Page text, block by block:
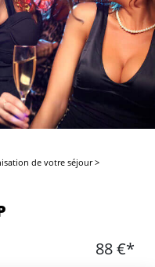
de votre séjour>
88 €*